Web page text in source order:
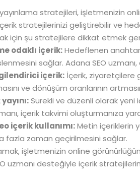
stratejileri, işletmenizin
stratejilerinizi geliştirebilir ve
için şu stratejilere dikkat etmek
odaklı içerik:Hedeflenen anahtar
sağlar. Adana SEO
içerik: İçerik, ziyaretçilere
ve dönüşüm oranlarının
Sürekli ve düzenli olarak yeni
içerik takvimi oluşturmanıza
içerik kullanımı:Metin içeriklerin
fazla zaman geçirilmesini sağlar.
işletmenizin online
uzmanı desteğiyle içerik